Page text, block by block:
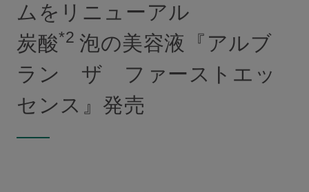
ムをリニューアル
炭酸*2 泡の美容液『アルブ
ラン ザ ファーストエッ
センス』発売